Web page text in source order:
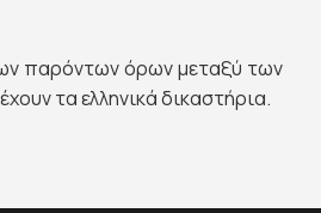
παρόντων όρων μεταξύ των
τα ελληνικά δικαστήρια.